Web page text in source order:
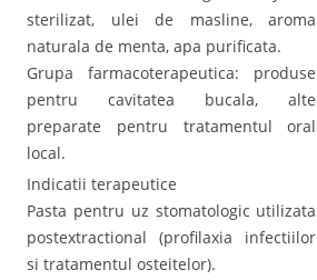
sterilizat, ulei de masline, aroma
naturala de menta, apa purificata.
Grupa farmacoterapeutica: produse
pentru cavitatea bucala, alte
preparate pentru tratamentul oral
local.
Indicatii terapeutice
Pasta pentru uz stomatologic utilizata
postextractional (profilaxia infectiilor
si tratamentul osteitelor).